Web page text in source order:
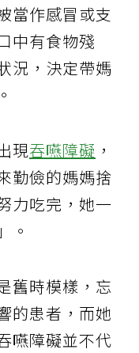
當作感冒或支
中有食物殘
況，決定帶媽
現吞嚥障礙 ，
勤儉的媽媽捨
力吃完，她一
。
舊時模樣，忘
的患者，而她
嚥障礙並不代